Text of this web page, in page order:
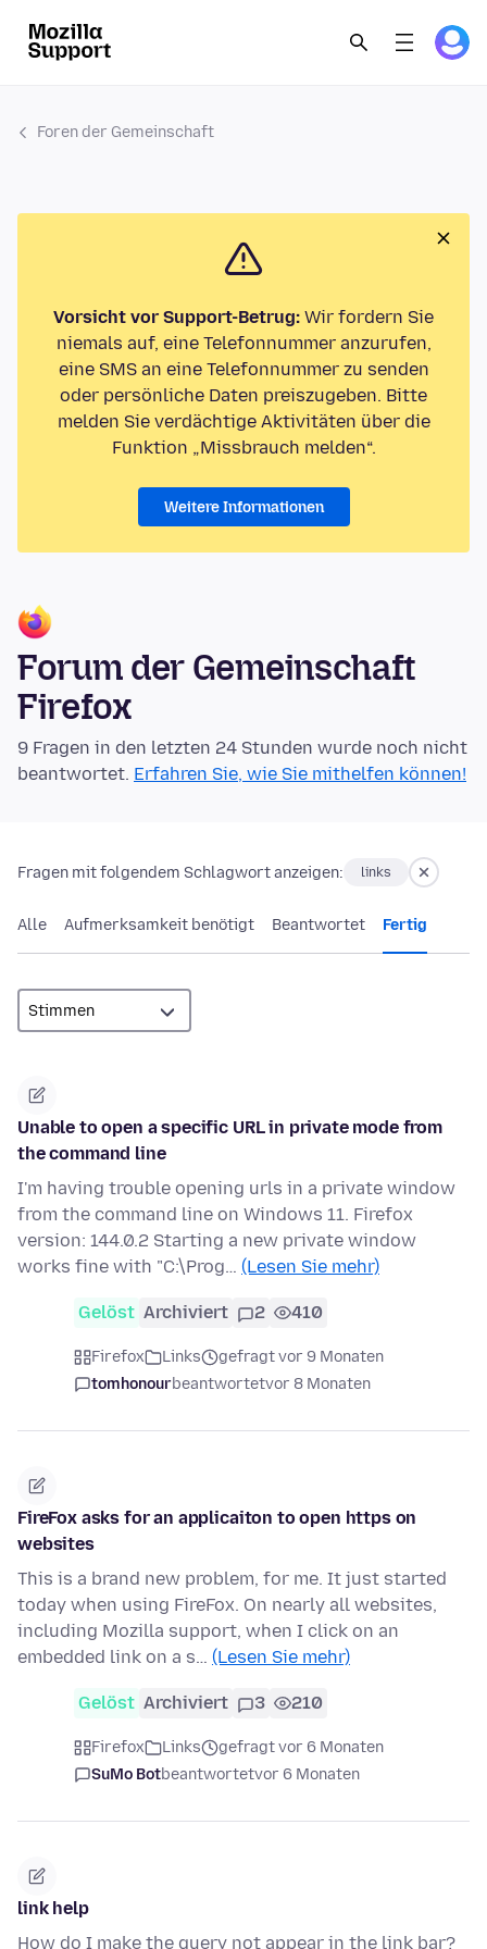
Foren der Gemeinschaft
Vorsicht vor Support-Betrug: Wir fordern Sie
niemals auf, eine Telefonnummer anzurufen,
eine SMS an eine Telefonnummer zu senden
oder persönliche Daten preiszugeben. Bitte
melden Sie verdächtige Aktivitäten über die
Funktion „Missbrauch melden“.
Weitere Informationen
Forum der Gemeinschaft
Firefox
9 Fragen in den letzten 24 Stunden wurde noch nicht
beantwortet. Erfahren Sie, wie Sie mithelfen können!
Fragen mit folgendem Schlagwort anzeigen: links
Alle Aufmerksamkeit benötigt Beantwortet Fertig
Unable to open a specific URL in private mode from
the command line
I'm having trouble opening urls in a private window
from the command line on Windows 11. Firefox
version: 144.0.2 Starting a new private window
works fine with "C:\Prog… (Lesen Sie mehr)
Gelöst Archiviert 2 410
Firefox Links
gefragt vor 9 Monaten
tomhonourbeantwortetvor 8 Monaten
FireFox asks for an applicaiton to open https on
websites
This is a brand new problem, for me. It just started
today when using FireFox. On nearly all websites,
including Mozilla support, when I click on an
embedded link on a s… (Lesen Sie mehr)
Gelöst Archiviert 3 210
Firefox Links
gefragt vor 6 Monaten
SuMo Botbeantwortetvor 6 Monaten
link help
How do I make the query not appear in the link bar?